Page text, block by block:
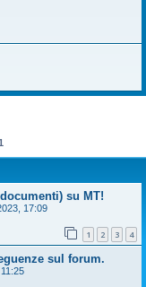
su MT!
17:09
1 2 3 4
sul forum.